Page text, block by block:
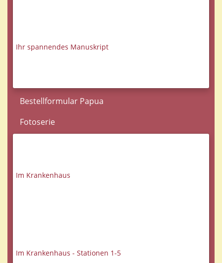
Ihr spannendes Manuskript
Bestellformular Papua
Fotoserie
Im Krankenhaus
Im Krankenhaus - Stationen 1-5